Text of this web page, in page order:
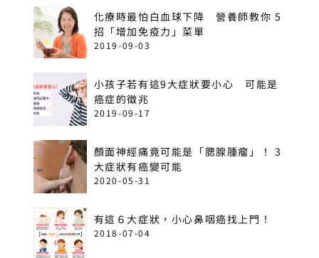
化療時最怕白血球下降 營養師教你 5
招「增加免疫力」菜單
2019-09-03
小孩子若有這9大症狀要小心 可能是
癌症的徵兆
2019-09-17
顏面神經痛竟可能是「腮腺腫瘤」！ 3
大症狀有癌變可能
2020-05-31
有這６大症狀，小心鼻咽癌找上門！
2018-07-04